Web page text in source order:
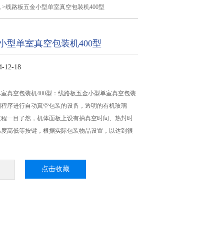
>线路板五金小型单室真空包装机400型
型单室真空包装机400型
12-18
真空包装机400型：线路板五金小型单室真空包装
序进行自动真空包装的设备，透明的有机玻璃
一目了然，机体面板上设有抽真空时间、热封时
高低等按键，根据实际包装物品设置，以达到很
点击收藏